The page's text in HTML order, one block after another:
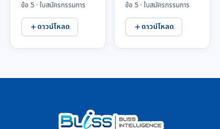
ข้อ 5 · ใบสมัครกรรมการ
ดาวน์โหลด
ข้อ 5 · ใบสมัครกรรมการ
ดาวน์โหลด